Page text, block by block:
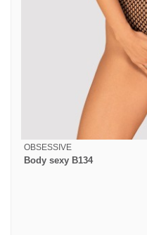
OBSESSIVE
Body sexy B134